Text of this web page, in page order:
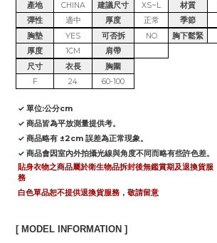
產地 CHINA 建議尺寸 XS~L 材質
彈性
適中 厚度 正常 季節
胸墊
YES 可否拆 NO 胸下鬆緊
厚度
1CM
肩帶
尺寸
衣長
胸圍
F
24 60-100
✓ 單位:公分cm
✓ 商品皆為平放測量提供考。
✓ 商品略有 ±2cm 誤差為正常現象。
✓ 商品會因室內外拍攝光線與角度不同而略有些許色差。
貼身衣物之商品屬於衛生物品拆封後無鑑賞期及退換貨服
務
白色單品恕不提供退換貨服務，敬請留意
[ MODEL INFORMATION ]